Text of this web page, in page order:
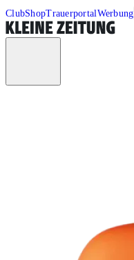
ClubShopTrauerportalWerbung